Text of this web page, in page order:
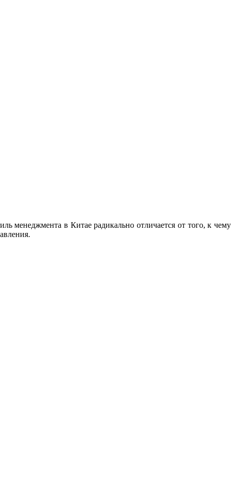
менеджмента в Китае радикально отличается от того, к чему